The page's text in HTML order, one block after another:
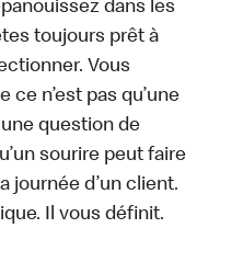
dans les
toujours prêt à
Vous
n’est pas qu’une
question de
sourire peut faire
journée d’un client.
Il vous définit.